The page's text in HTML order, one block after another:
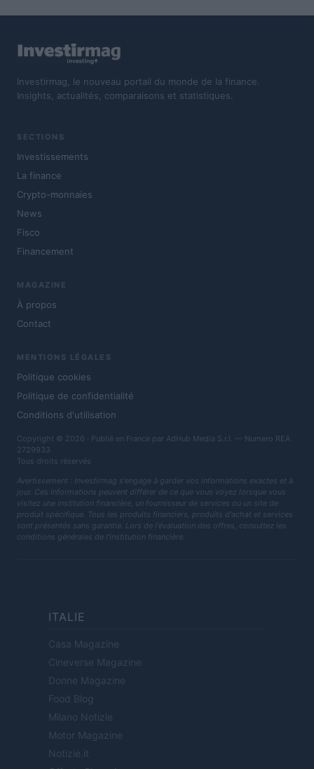
Investirmag, le nouveau portail du monde de la finance.
Insights, actualités, comparaisons et statistiques.
SECTIONS
Investissements
La finance
Crypto-monnaies
News
Fisco
Financement
MAGAZINE
À propos
Contact
MENTIONS LÉGALES
Politique cookies
Politique de confidentialité
Conditions d'utilisation
Copyright © 2026 · Publié en France par AdHub Media S.r.l. — Numero REA
2729933
Tous droits réservés
Avertissement : Investirmag s'engage à garder vos informations exactes et à
jour. Ces informations peuvent différer de ce que vous voyez lorsque vous
visitez une institution financière, un fournisseur de services ou un site de
produit spécifique. Tous les produits financiers, produits d'achat et services
sont présentés sans garantie. Lors de l'évaluation des offres, consultez les
conditions générales de l'institution financière.
ITALIE
Casa Magazine
Cineverse Magazine
Donne Magazine
Food Blog
Milano Notizie
Motor Magazine
Notizie.it